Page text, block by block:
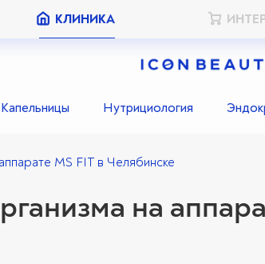
КЛИНИКА
Капельницы Нутрициология
MS FIT в Челябинске
на